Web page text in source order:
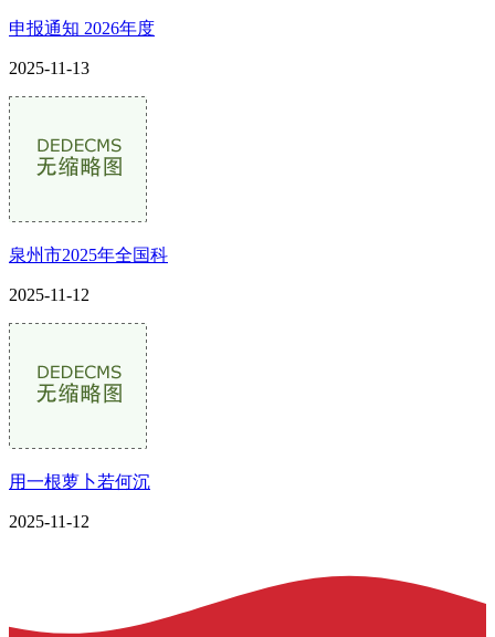
申报通知 2026年度
2025-11-13
泉州市2025年全国科
2025-11-12
用一根萝卜若何沉
2025-11-12